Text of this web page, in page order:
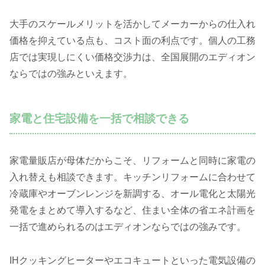
大手のスケールメリットを活かしてメーカーからの仕入れ
価格を抑えている点も、コスト面の利点です。個人の工務
店では実現しにくい価格交渉力は、全国展開のエディオン
ならではの強みといえます。
家電と住宅設備を一括で相談できる
家電量販店が母体だからこそ、リフォームと同時に家電の
入れ替えも相談できます。キッチンリフォームに合わせて
冷蔵庫やオーブンレンジを新調する、オール電化と太陽光
発電をまとめて導入するなど、住まい全体の省エネ計画を
一括で進められるのはエディオンならではの強みです。
IHクッキングヒーターやエコキュートといった電気設備の